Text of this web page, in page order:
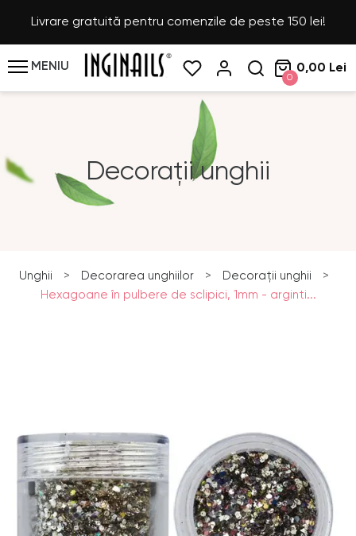
Livrare gratuită pentru comenzile de peste 150 lei!
MENIU
0
0,00 Lei
Decorații unghii
Unghii > Decorarea unghiilor > Decorații unghii
>
Hexagoane în pulbere de sclipici, 1mm - arginti...